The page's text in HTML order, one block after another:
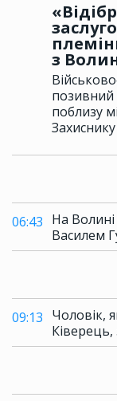
з
позивний
поблизу
06:43 На
Василем
09:13 Чоловік,
Ківерець,